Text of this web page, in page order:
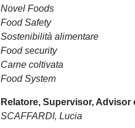
Novel Foods
Food Safety
Sostenibilità alimentare
Food security
Carne coltivata
Food System
Relatore, Supervisor, Advisor
SCAFFARDI, Lucia